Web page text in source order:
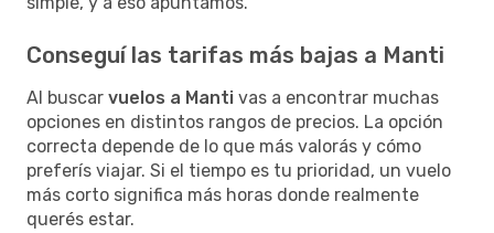
Conseguí las tarifas más bajas a Manti
Al buscar vuelos a Manti vas a encontrar muchas
opciones en distintos rangos de precios. La opción
correcta depende de lo que más valorás y cómo
preferís viajar. Si el tiempo es tu prioridad, un vuelo
más corto significa más horas donde realmente
querés estar.